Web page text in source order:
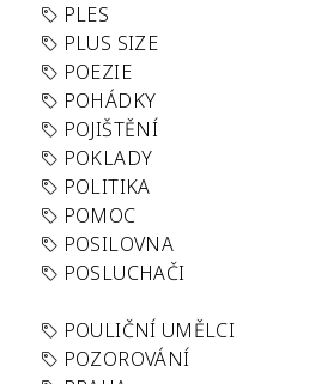
PLES
PLUS SIZE
POEZIE
POHÁDKY
POJIŠTĚNÍ
POKLADY
POLITIKA
POMOC
POSILOVNA
POSLUCHAČI
POULIČNÍ UMĚLCI
POZOROVÁNÍ